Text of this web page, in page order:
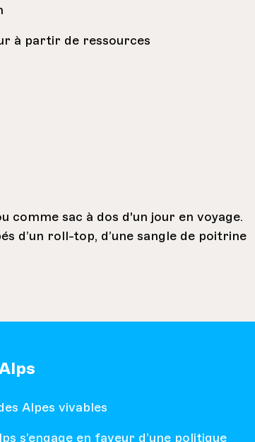
à partir de ressources
sac à dos d'un jour en voyage.
d’un roll-top, d’une sangle de poitrine
Alpes vivables
s’engage en faveur d’une politique